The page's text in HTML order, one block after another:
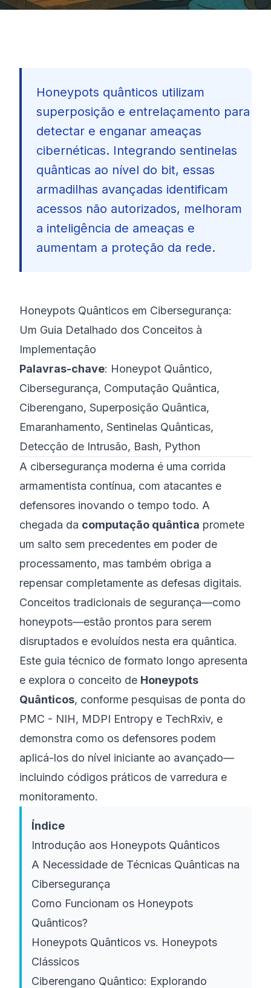
🇧🇷
Honeypots quânticos utilizam
superposição e entrelaçamento para
detectar e enganar ameaças
cibernéticas. Integrando sentinelas
quânticas ao nível do bit, essas
armadilhas avançadas identificam
acessos não autorizados, melhoram
a inteligência de ameaças e
aumentam a proteção da rede.
Honeypots Quânticos em Cibersegurança:
Um Guia Detalhado dos Conceitos à
Implementação
Palavras-chave: Honeypot Quântico,
Cibersegurança, Computação Quântica,
Ciberengano, Superposição Quântica,
Emaranhamento, Sentinelas Quânticas,
Detecção de Intrusão, Bash, Python
A cibersegurança moderna é uma corrida
armamentista contínua, com atacantes e
defensores inovando o tempo todo. A
chegada da computação quântica promete
um salto sem precedentes em poder de
processamento, mas também obriga a
repensar completamente as defesas digitais.
Conceitos tradicionais de segurança—como
honeypots—estão prontos para serem
disruptados e evoluídos nesta era quântica.
Este guia técnico de formato longo apresenta
e explora o conceito de Honeypots
Quânticos, conforme pesquisas de ponta do
PMC - NIH, MDPI Entropy e TechRxiv, e
demonstra como os defensores podem
aplicá-los do nível iniciante ao avançado—
incluindo códigos práticos de varredura e
monitoramento.
Índice
Introdução aos Honeypots Quânticos
A Necessidade de Técnicas Quânticas na
Cibersegurança
Como Funcionam os Honeypots
Quânticos?
Honeypots Quânticos vs. Honeypots
Clássicos
Ciberengano Quântico: Explorando